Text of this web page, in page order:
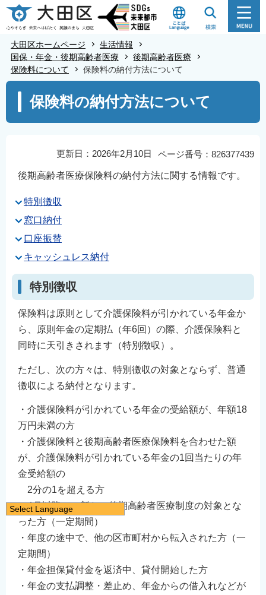
こ
の
の
頭
大田区ホームページ
生活情報
国保・年金・後期高齢者医療
後期高齢者医療
保険料について
保険料の納付方法について
こ
保険料の納付方法について
ページ番号：826377439
更新日：2026年2月10日
後期高齢者医療保険料の納付方法に関する情報です。
特別徴収
窓口納付
口座振替
キャッシュレス納付
特別徴収
保険料は原則として介護保険料が引かれている年金か
ら、原則年金の定期払（年6回）の際、介護保険料と
同時に天引きされます（特別徴収）。
ただし、次の方々は、特別徴収の対象とならず、普通
徴収による納付となります。
・介護保険料が引かれている年金の受給額が、年額18
万円未満の方
・介護保険料と後期高齢者医療保険料を合わせた額
が、介護保険料が引かれている年金の1回当たりの年
金受給額の
2分の1を超える方
・4月以降に、新たに後期高齢者医療制度の対象とな
った方（一定期間）
・年度の途中で、他の区市町村から転入された方（一
定期間）
・年金担保貸付金を返済中、貸付開始した方
・年金の支払調整・差止め、年金からの借入れなどが
Select Language
日本語
English
简体中文
繁體中文